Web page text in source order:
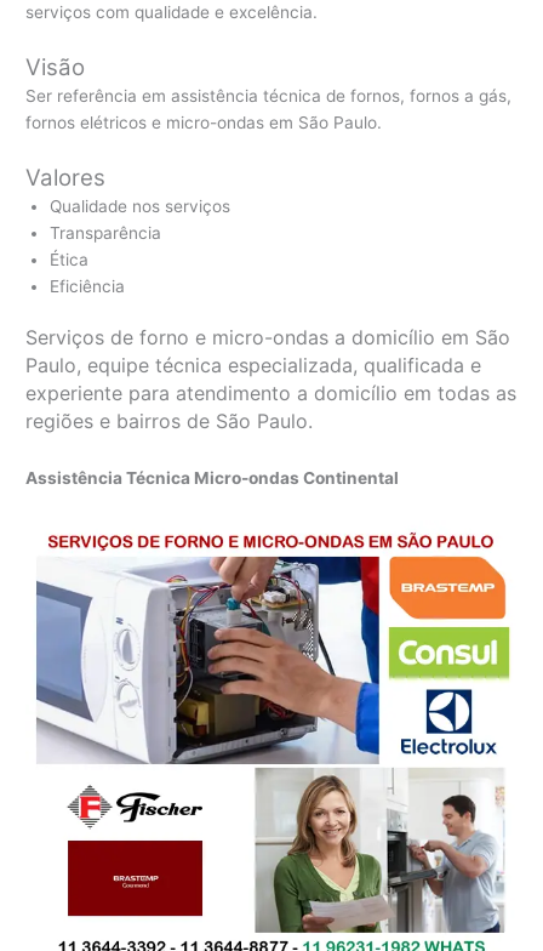
serviços com qualidade e excelência.
Visão
Ser referência em assistência técnica de fornos, fornos a gás,
fornos elétricos e micro-ondas em São Paulo.
Valores
Qualidade nos serviços
Transparência
Ética
Eficiência
Serviços de forno e micro-ondas a domicílio em São
Paulo, equipe técnica especializada, qualificada e
experiente para atendimento a domicílio em todas as
regiões e bairros de São Paulo.
Assistência Técnica Micro-ondas Continental